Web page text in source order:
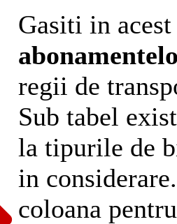
Gasiti in
regii de
Sub tabel
la tipurile de
in
coloana